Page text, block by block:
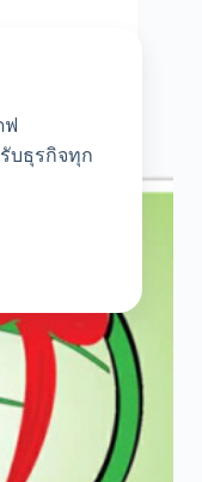
ฟ
บธุรกิจทุก